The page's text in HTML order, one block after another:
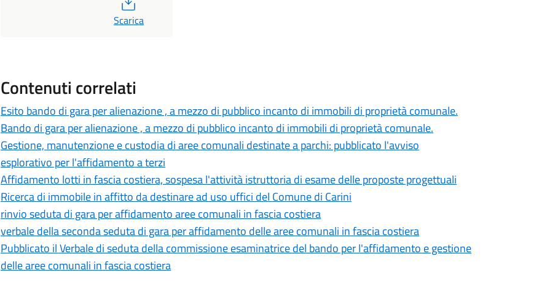
Scarica
Contenuti correlati
Esito bando di gara per alienazione , a mezzo di pubblico incanto di immobili di proprietà comunale.
Bando di gara per alienazione , a mezzo di pubblico incanto di immobili di proprietà comunale.
Gestione, manutenzione e custodia di aree comunali destinate a parchi: pubblicato l'avviso
esplorativo per l'affidamento a terzi
Affidamento lotti in fascia costiera, sospesa l'attività istruttoria di esame delle proposte progettuali
Ricerca di immobile in affitto da destinare ad uso uffici del Comune di Carini
rinvio seduta di gara per affidamento aree comunali in fascia costiera
verbale della seconda seduta di gara per affidamento delle aree comunali in fascia costiera
Pubblicato il Verbale di seduta della commissione esaminatrice del bando per l'affidamento e gestione
delle aree comunali in fascia costiera